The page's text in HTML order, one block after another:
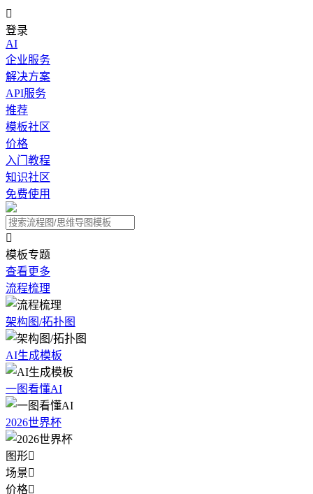

登录
AI
企业服务
解决方案
API服务
推荐
模板社区
价格
入门教程
知识社区
免费使用

模板专题
查看更多
流程梳理
架构图/拓扑图
AI生成模板
一图看懂AI
2026世界杯
图形
场景
价格